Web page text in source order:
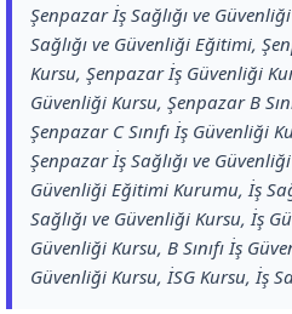
Şenpazar İş Sağlığı ve
Sağlığı ve Güvenliği Eğitimi,
Kursu, Şenpazar İş Güvenliği
Güvenliği Kursu, Şenpazar B
Şenpazar C Sınıfı İş Güvenliği
Şenpazar İş Sağlığı ve
Güvenliği Eğitimi Kurumu, İş
Sağlığı ve Güvenliği Kursu, İş
Güvenliği Kursu, B Sınıfı İş
Güvenliği Kursu, İSG Kursu, İş